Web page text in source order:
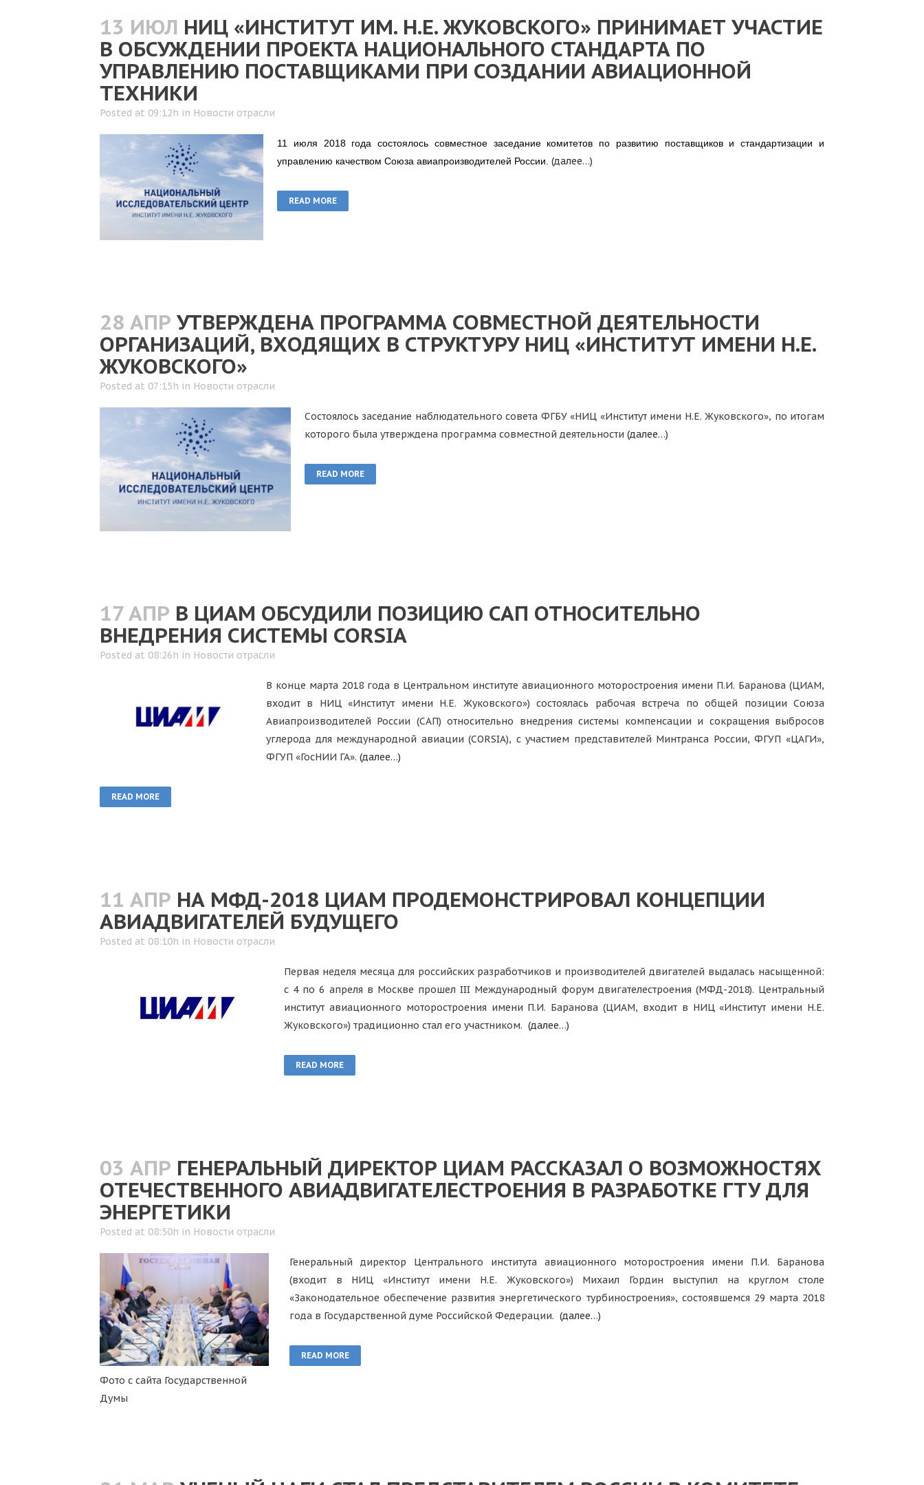
13 ИЮЛ НИЦ «ИНСТИТУТ ИМ. Н.Е. ЖУКОВСКОГО» ПРИНИМАЕТ УЧАСТИЕ
В ОБСУЖДЕНИИ ПРОЕКТА НАЦИОНАЛЬНОГО СТАНДАРТА ПО
УПРАВЛЕНИЮ ПОСТАВЩИКАМИ ПРИ СОЗДАНИИ АВИАЦИОННОЙ
ТЕХНИКИ
Posted at 09:12h in Новости отрасли
11 июля 2018 года состоялось совместное заседание комитетов по развитию поставщиков и стандартизации и
управлению качеством Союза авиапроизводителей России. (далее…)
READ MORE
28 АПР УТВЕРЖДЕНА ПРОГРАММА СОВМЕСТНОЙ ДЕЯТЕЛЬНОСТИ
ОРГАНИЗАЦИЙ, ВХОДЯЩИХ В СТРУКТУРУ НИЦ «ИНСТИТУТ ИМЕНИ Н.Е.
ЖУКОВСКОГО»
Posted at 07:15h in Новости отрасли
Состоялось заседание наблюдательного совета ФГБУ «НИЦ «Институт имени Н.Е. Жуковского», по итогам
которого была утверждена программа совместной деятельности (далее…)
READ MORE
17 АПР В ЦИАМ ОБСУДИЛИ ПОЗИЦИЮ САП ОТНОСИТЕЛЬНО
ВНЕДРЕНИЯ СИСТЕМЫ CORSIA
Posted at 08:26h in Новости отрасли
В конце марта 2018 года в Центральном институте авиационного моторостроения имени П.И. Баранова (ЦИАМ,
входит в НИЦ «Институт имени Н.Е. Жуковского») состоялась рабочая встреча по общей позиции Союза
Авиапроизводителей России (САП) относительно внедрения системы компенсации и сокращения выбросов
углерода для международной авиации (CORSIA), с участием представителей Минтранса России, ФГУП «ЦАГИ»,
ФГУП «ГосНИИ ГА». (далее…)
READ MORE
11 АПР НА МФД-2018 ЦИАМ ПРОДЕМОНСТРИРОВАЛ КОНЦЕПЦИИ
АВИАДВИГАТЕЛЕЙ БУДУЩЕГО
Posted at 08:10h in Новости отрасли
Первая неделя месяца для российских разработчиков и производителей двигателей выдалась насыщенной:
с 4 по 6 апреля в Москве прошел III Международный форум двигателестроения (МФД-2018). Центральный
институт авиационного моторостроения имени П.И. Баранова (ЦИАМ, входит в НИЦ «Институт имени Н.Е.
Жуковского») традиционно стал его участником. (далее…)
READ MORE
03 АПР ГЕНЕРАЛЬНЫЙ ДИРЕКТОР ЦИАМ РАССКАЗАЛ О ВОЗМОЖНОСТЯХ
ОТЕЧЕСТВЕННОГО АВИАДВИГАТЕЛЕСТРОЕНИЯ В РАЗРАБОТКЕ ГТУ ДЛЯ
ЭНЕРГЕТИКИ
Posted at 08:50h in Новости отрасли
Фото с сайта Государственной
Думы
Генеральный директор Центрального института авиационного моторостроения имени П.И. Баранова
(входит в НИЦ «Институт имени Н.Е. Жуковского») Михаил Гордин выступил на круглом столе
«Законодательное обеспечение развития энергетического турбиностроения», состоявшемся 29 марта 2018
года в Государственной думе Российской Федерации. (далее…)
READ MORE